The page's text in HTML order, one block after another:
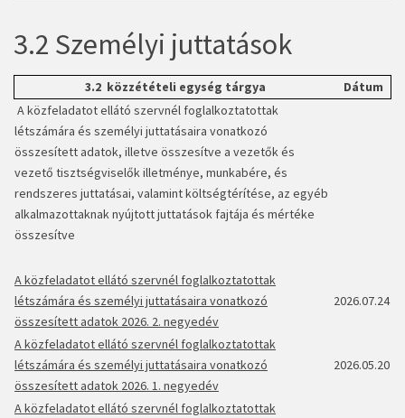
3.2 Személyi juttatások
3.2 közzétételi egység tárgya
Dátum
A közfeladatot ellátó szervnél foglalkoztatottak
létszámára és személyi juttatásaira vonatkozó
összesített adatok, illetve összesítve a vezetők és
vezető tisztségviselők illetménye, munkabére, és
rendszeres juttatásai, valamint költségtérítése, az egyéb
alkalmazottaknak nyújtott juttatások fajtája és mértéke
összesítve
A közfeladatot ellátó szervnél foglalkoztatottak
létszámára és személyi juttatásaira vonatkozó
összesített adatok 2026. 2. negyedév
2026.07.24
A közfeladatot ellátó szervnél foglalkoztatottak
létszámára és személyi juttatásaira vonatkozó
összesített adatok 2026. 1. negyedév
2026.05.20
A közfeladatot ellátó szervnél foglalkoztatottak